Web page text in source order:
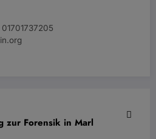
zur Forensik in Marl